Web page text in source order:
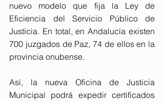
nuevo modelo que fija la Ley de
Eficiencia del Servicio Público de
Justicia. En total, en Andalucía existen
700 juzgados de Paz, 74 de ellos en la
provincia onubense.
Así, la nueva Oficina de Justicia
Municipal podrá expedir certificados